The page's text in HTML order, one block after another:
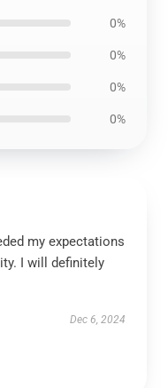
0%
0%
0%
0%
my expectations
I will definitely
Dec 6, 2024